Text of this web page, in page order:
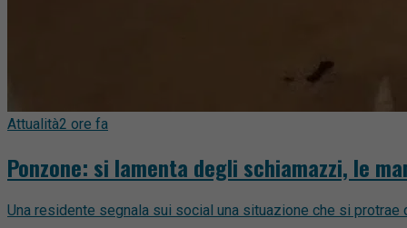
Attualità2 ore fa
Ponzone: si lamenta degli schiamazzi, le
Una residente segnala sui social una situazione che si protrae